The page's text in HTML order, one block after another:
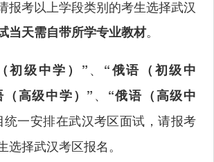
报考以上学段类别的考生选择武汉
当天需自带所学专业教材。
初级中学）”、 “俄语（初级中
（高级中学）”、 “俄语（高级中
统一安排在武汉考区面试，请报考
选择武汉考区报名。